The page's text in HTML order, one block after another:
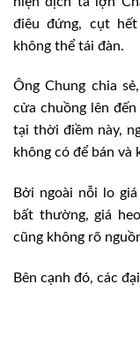
điêu đứng, cụt
không thể tái đàn.
Ông Chung chia
cửa chuồng lên
tại thời điềm này,
không có để bán và
Bởi ngoài nỗi lo
bất thường, giá
cũng không rõ
Bên cạnh đó, các